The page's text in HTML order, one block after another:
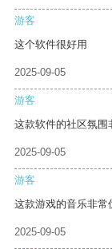
游客
这个软件很好用
2025-09-05
游客
这款软件的社区氛围
2025-09-05
游客
这款游戏的音乐非常
2025-09-05